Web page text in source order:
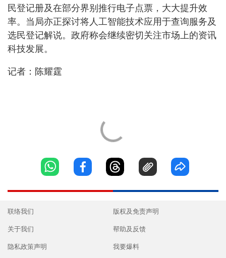
民登记册及在部分界别推行电子点票，大大提升效
率。当局亦正探讨将人工智能技术应用于查询服务及
选民登记解说。政府称会继续密切关注市场上的资讯
科技发展。
记者：陈耀霆
联络我们
关于我们
隐私政策声明
版权及免责声明
帮助及反馈
我要爆料